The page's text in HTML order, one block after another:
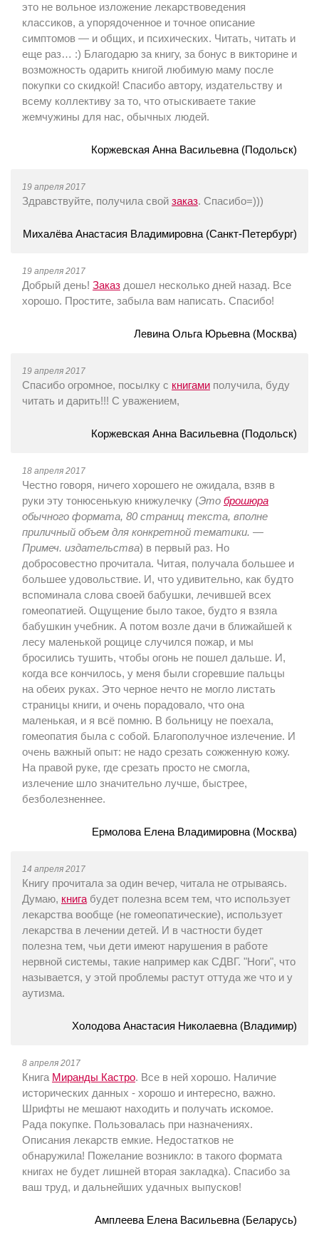
это не вольное изложение лекарствоведения
классиков, а упорядоченное и точное описание
симптомов — и общих, и психических. Читать, читать и
еще раз… :) Благодарю за книгу, за бонус в викторине и
возможность одарить книгой любимую маму после
покупки со скидкой! Спасибо автору, издательству и
всему коллективу за то, что отыскиваете такие
жемчужины для нас, обычных людей.
Коржевская Анна Васильевна (Подольск)
19 апреля 2017
Здравствуйте, получила свой заказ. Спасибо=)))
Михалёва Анастасия Владимировна (Санкт-Петербург)
19 апреля 2017
Добрый день! Заказ дошел несколько дней назад. Все
хорошо. Простите, забыла вам написать. Спасибо!
Левина Ольга Юрьевна (Москва)
19 апреля 2017
Спасибо огромное, посылку с книгами получила, буду
читать и дарить!!! С уважением,
Коржевская Анна Васильевна (Подольск)
18 апреля 2017
Честно говоря, ничего хорошего не ожидала, взяв в
руки эту тонюсенькую книжулечку (Это брошюра
обычного формата, 80 страниц текста, вполне
приличный объем для конкретной тематики. —
Примеч. издательства) в первый раз. Но
добросовестно прочитала. Читая, получала большее и
большее удовольствие. И, что удивительно, как будто
вспоминала слова своей бабушки, лечившей всех
гомеопатией. Ощущение было такое, будто я взяла
бабушкин учебник. А потом возле дачи в ближайшей к
лесу маленькой рощице случился пожар, и мы
бросились тушить, чтобы огонь не пошел дальше. И,
когда все кончилось, у меня были сгоревшие пальцы
на обеих руках. Это черное нечто не могло листать
страницы книги, и очень порадовало, что она
маленькая, и я всё помню. В больницу не поехала,
гомеопатия была с собой. Благополучное излечение. И
очень важный опыт: не надо срезать сожженную кожу.
На правой руке, где срезать просто не смогла,
излечение шло значительно лучше, быстрее,
безболезненнее.
Ермолова Елена Владимировна (Москва)
14 апреля 2017
Книгу прочитала за один вечер, читала не отрываясь.
Думаю, книга будет полезна всем тем, что использует
лекарства вообще (не гомеопатические), использует
лекарства в лечении детей. И в частности будет
полезна тем, чьи дети имеют нарушения в работе
нервной системы, такие например как СДВГ. "Ноги", что
называется, у этой проблемы растут оттуда же что и у
аутизма.
Холодова Анастасия Николаевна (Владимир)
8 апреля 2017
Книга Миранды Кастро. Все в ней хорошо. Наличие
исторических данных - хорошо и интересно, важно.
Шрифты не мешают находить и получать искомое.
Рада покупке. Пользовалась при назначениях.
Описания лекарств емкие. Недостатков не
обнаружила! Пожелание возникло: в такого формата
книгах не будет лишней вторая закладка). Спасибо за
ваш труд, и дальнейших удачных выпусков!
Амплеева Елена Васильевна (Беларусь)